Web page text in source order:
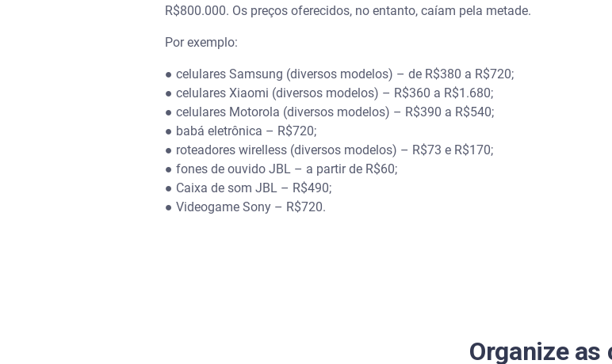
R$800.000. Os preços oferecidos, no entanto, caíam pela metade.
Por exemplo:
● celulares Samsung (diversos modelos) – de R$380 a R$720;
● celulares Xiaomi (diversos modelos) – R$360 a R$1.680;
● celulares Motorola (diversos modelos) – R$390 a R$540;
● babá eletrônica – R$720;
● roteadores wirelless (diversos modelos) – R$73 e R$170;
● fones de ouvido JBL – a partir de R$60;
● Caixa de som JBL – R$490;
● Videogame Sony – R$720.
Organize